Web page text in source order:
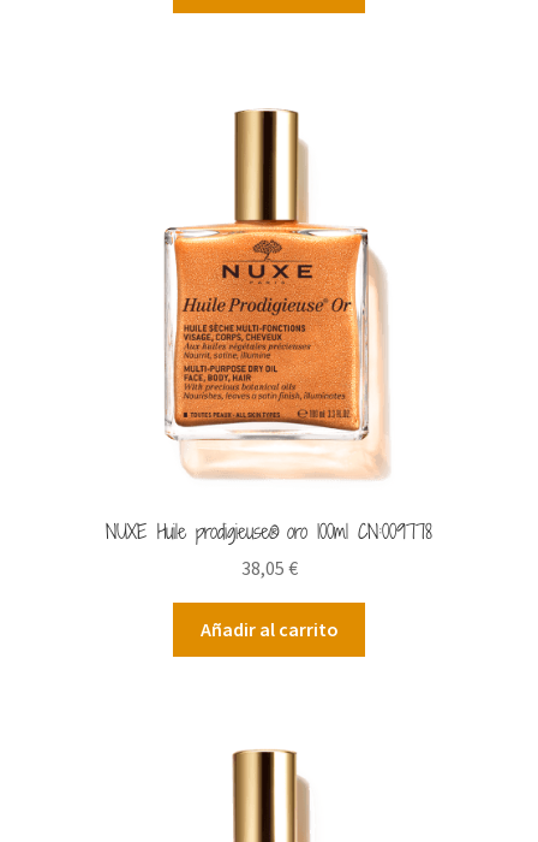
NUXE Huile prodigieuse® oro 100ml CN:009778
38,05 €
Añadir al carrito